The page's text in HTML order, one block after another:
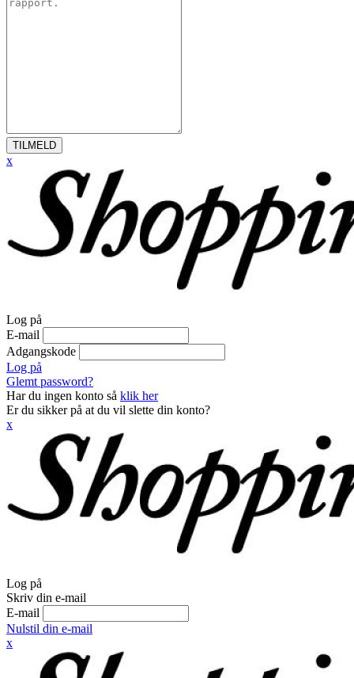
TILMELD
x
Log på
E-mail
Adgangskode
Log på
Glemt password?
Har du ingen konto så klik her
Er du sikker på at du vil slette din konto?
x
Log på
Skriv din e-mail
E-mail
Nulstil din e-mail
x